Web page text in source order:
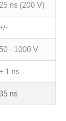
25 ns (200 V)
50 - 1000 V
1 ns
ns